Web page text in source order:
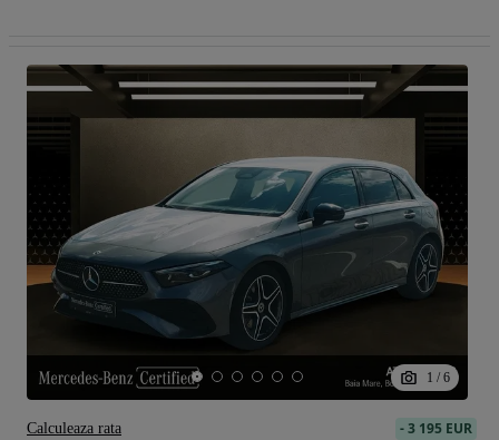
1 / 6
-3 195 EUR
Calculeaza rata